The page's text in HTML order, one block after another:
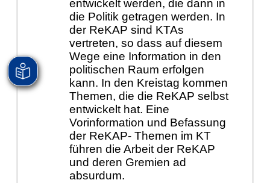
entwickelt werden, die dann in
die Politik getragen werden. In
der ReKAP sind KTAs
vertreten, so dass auf diesem
Wege eine Information in den
politischen Raum erfolgen
kann. In den Kreistag kommen
Themen, die die ReKAP selbst
entwickelt hat. Eine
Vorinformation und Befassung
der ReKAP- Themen im KT
führen die Arbeit der ReKAP
und deren Gremien ad
absurdum.